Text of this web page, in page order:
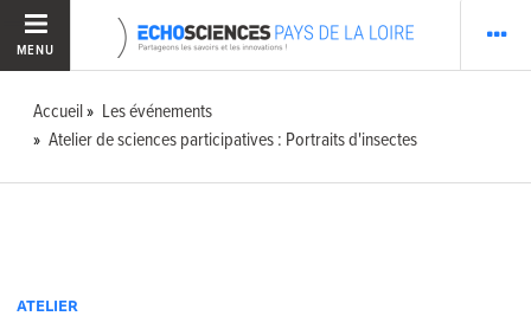
MENU
Accueil
Les événements
Atelier de sciences participatives : Portraits d'insectes
ATELIER